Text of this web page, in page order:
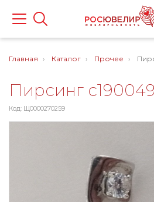
Главная Каталог Прочее
Пирсинг с190049
Код: Щ0000270259